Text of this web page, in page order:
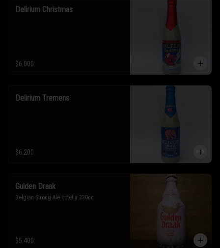
Delirium Christmas
$6.000
Delirium Tremens
$6.200
Gulden Draak
Belgian Strong Ale botella 330cc
$5.400